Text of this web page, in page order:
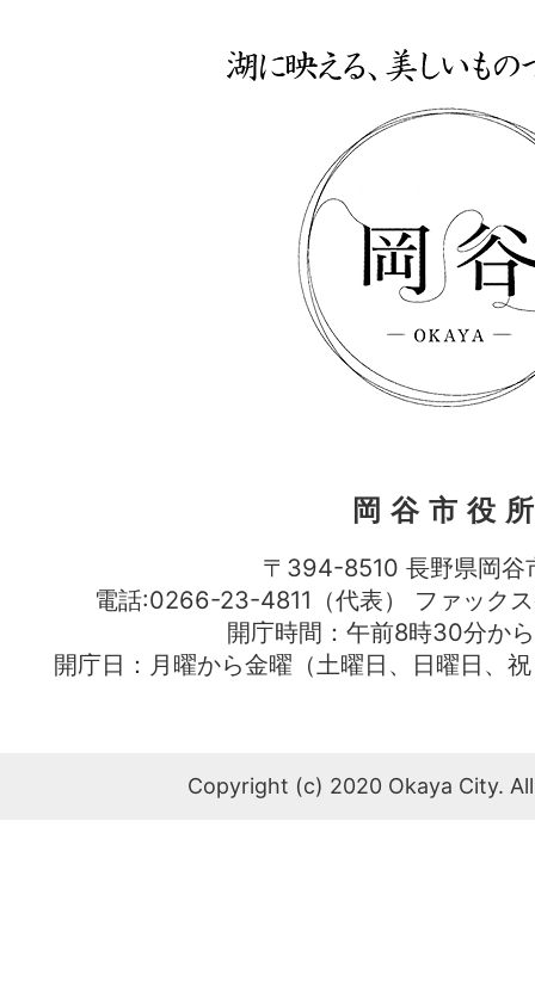
岡谷市役
〒394-8510 長野県岡谷
電話:0266-23-4811（代表） ファッ
開庁時間：午前8時30分か
開庁日：月曜から金曜（土曜日、日曜日、
Copyright (c) 2020 Okaya City.